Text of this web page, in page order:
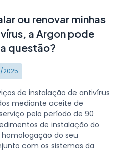
ou renovar minhas
a Argon pode
questão?
2025
de instalação de antivírus
mediante aceite de
pelo período de 90
de instalação do
do seu
com os sistemas da